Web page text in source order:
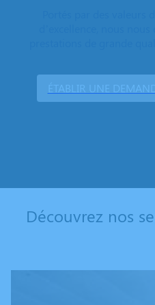
ÉTABLIR UNE
Découvrez nos